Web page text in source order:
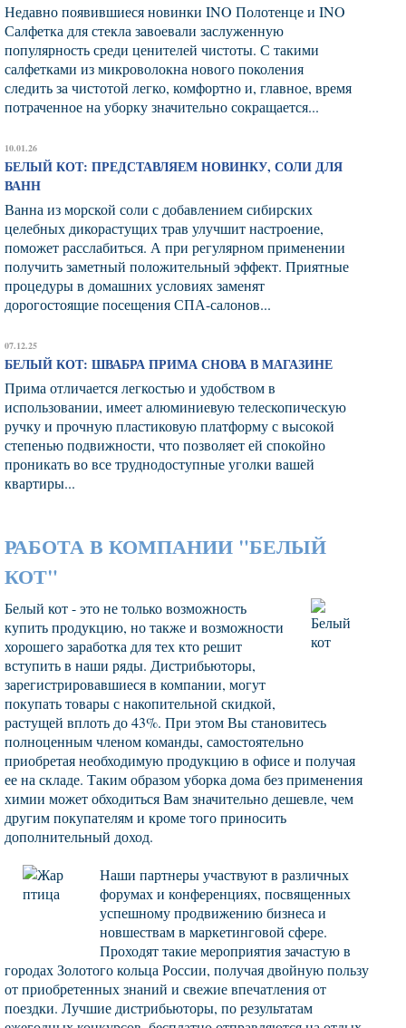
Недавно появившиеся новинки INO Полотенце и INO
Салфетка для стекла завоевали заслуженную
популярность среди ценителей чистоты. С такими
салфетками из микроволокна нового поколения
следить за чистотой легко, комфортно и, главное, время
потраченное на уборку значительно сокращается...
10.01.26
БЕЛЫЙ КОТ: ПРЕДСТАВЛЯЕМ НОВИНКУ, СОЛИ ДЛЯ
ВАНН
Ванна из морской соли с добавлением сибирских
целебных дикорастущих трав улучшит настроение,
поможет расслабиться. А при регулярном применении
получить заметный положительный эффект. Приятные
процедуры в домашних условиях заменят
дорогостоящие посещения СПА-салонов...
07.12.25
БЕЛЫЙ КОТ: ШВАБРА ПРИМА СНОВА В МАГАЗИНЕ
Прима отличается легкостью и удобством в
использовании, имеет алюминиевую телескопическую
ручку и прочную пластиковую платформу с высокой
степенью подвижности, что позволяет ей спокойно
проникать во все труднодоступные уголки вашей
квартиры...
РАБОТА В КОМПАНИИ "БЕЛЫЙ
КОТ"
Белый кот - это не только возможность
купить продукцию, но также и возможности
хорошего заработка для тех кто решит
вступить в наши ряды. Дистрибьюторы,
зарегистрировавшиеся в компании, могут
покупать товары с накопительной скидкой,
растущей вплоть до 43%. При этом Вы становитесь
полноценным членом команды, самостоятельно
приобретая необходимую продукцию в офисе и получая
ее на складе. Таким образом уборка дома без применения
химии может обходиться Вам значительно дешевле, чем
другим покупателям и кроме того приносить
дополнительный доход.
Наши партнеры участвуют в различных
форумах и конференциях, посвященных
успешному продвижению бизнеса и
новшествам в маркетинговой сфере.
Проходят такие мероприятия зачастую в
городах Золотого кольца России, получая двойную пользу
от приобретенных знаний и свежие впечатления от
поездки. Лучшие дистрибьюторы, по результатам